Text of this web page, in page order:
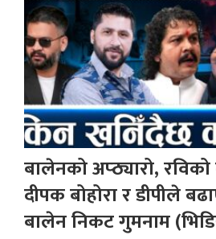
बालेनको अप्ठ्यारो, रविको
दीपक बोहोरा र डीपीले
बालेन निकट गुमनाम